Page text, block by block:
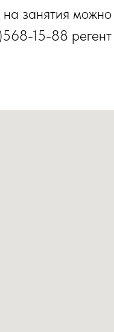
на занятия
15-88 регент